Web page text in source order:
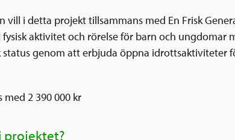
vill i detta projekt tillsammans med En Frisk
aktivitet och rörelse för barn och ungdomar
status genom att erbjuda öppna idrottsaktiviteter
2 390 000 kr
projektet?